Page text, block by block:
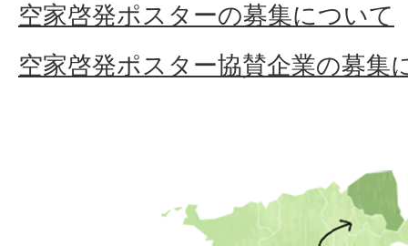
空家啓発ポスターの募集について
空家啓発ポスター協賛企業の募集